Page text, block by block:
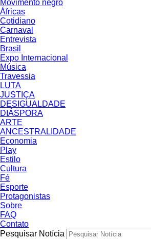
Movimento negro
Áfricas
Cotidiano
Carnaval
Entrevista
Brasil
Expo Internacional
Música
Travessia
LUTA
JUSTIÇA
DESIGUALDADE
DIÁSPORA
ARTE
ANCESTRALIDADE
Economia
Play
Estilo
Cultura
Fé
Esporte
Protagonistas
Sobre
FAQ
Contato
Pesquisar Notícia